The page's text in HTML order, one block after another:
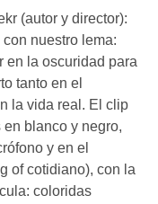
(autor y director):
nuestro lema:
en la oscuridad para
tanto en el
la vida real. El clip
blanco y negro,
y en el
of cotidiano), con la
coloridas